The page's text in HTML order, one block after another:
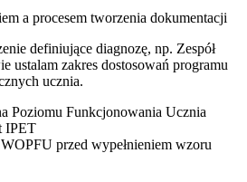
a procesem tworzenia dokumentacji
definiujące diagnozę, np. Zespół
ustalam zakres dostosowań programu
ucznia.
Poziomu Funkcjonowania Ucznia
IPET
przed wypełnieniem wzoru